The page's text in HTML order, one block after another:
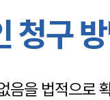
청구
음을 법적으로